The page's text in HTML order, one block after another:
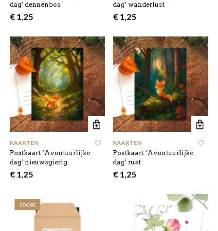
dag’ dennenbos
€1,25
dag’ wanderlust
€1,25
KAARTEN
Postkaart ‘Avontuurlijke
dag’ nieuwsgierig
€1,25
KAARTEN
Postkaart ‘Avontuurlijke
dag’ rust
€1,25
KOOPJE